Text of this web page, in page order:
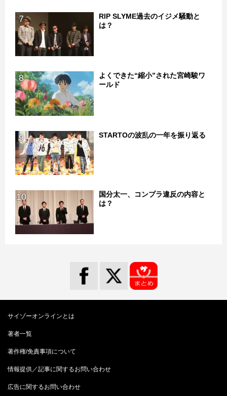
7
RIP SLYME過去のイジメ騒動と
は？
8
よくできた“縮小”された宮崎駿ワ
ールド
9 STARTOの波乱の一年を振り返る
10
国分太一、コンプラ違反の内容と
は？
サイゾーオンラインとは
著者一覧
著作権/免責事項について
情報提供／記事に関するお問い合わせ
広告に関するお問い合わせ